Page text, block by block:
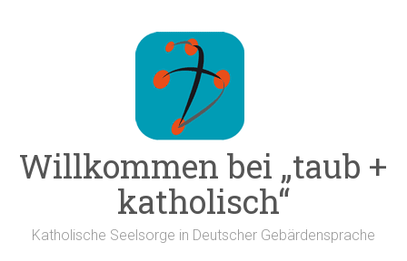
Willkommen bei „taub +
katholisch“
Katholische Seelsorge in Deutscher Gebärdensprache